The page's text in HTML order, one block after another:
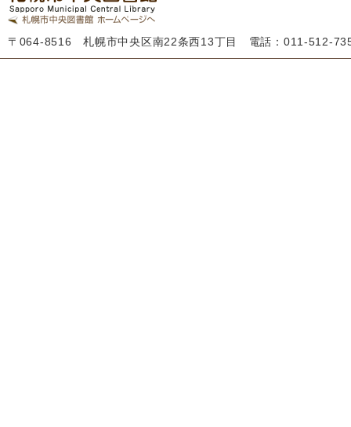
〒064-8516 札幌市中央区南22条西13丁目 電話：011-512-